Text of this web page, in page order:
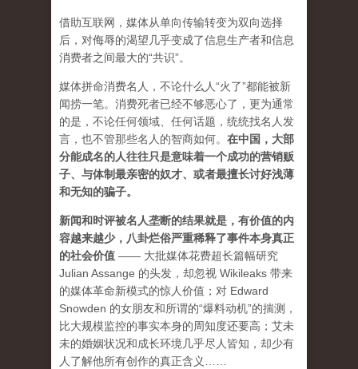
借助互联网，媒体从单向传输转变为双向选择
后，对侮辱的渴望几乎变成了信息生产者和信息
消费者之间最大的“共识”。
媒体拼命消费名人，不论什么人“火了”都能被新
闻捞一笔。消费死者已经不够恶心了，更为通常
的是，不论任何领域、任何话题，统统找名人发
言，也不管那些名人的智商如何。 在中国，大部
分能成名的人往往只是意味着一个成功的营销贩
子、与体制最亲密的奴才、或者最擅长讨好浅薄
和无知的骗子。
新闻和时评被名人垄断的结果就是，有价值的内
容越来越少，八卦烂俗严重稀释了事件本身真正
的社会价值 —— 大批媒体花费超长篇幅研究
Julian Assange 的头发，却忽视 Wikileaks 带来
的媒体革命新模式的惊人价值；对 Edward
Snowden 的女朋友和所谓的“爆料动机”的揣测，
比大规模监控的事实本身的周知度还要高；艾未
未的婚姻状况和成长环境几乎尽人皆知，却少有
人了解他所有创作的真正含义……